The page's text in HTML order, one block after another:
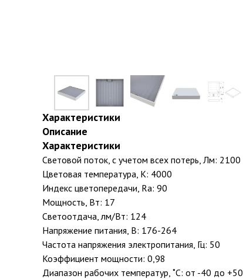
Характеристики
Описание
Характеристики
Световой поток, с учетом всех потерь, Лм: 2100
Цветовая температура, К: 4000
Индекс цветопередачи, Ra: 90
Мощность, Вт: 17
Светоотдача, лм/Вт: 124
Напряжение питания, В: 176-264
Частота напряжения электропитания, Гц: 50
Коэффициент мощности: 0,98
Диапазон рабочих температур, ˚С: от -40 до +50